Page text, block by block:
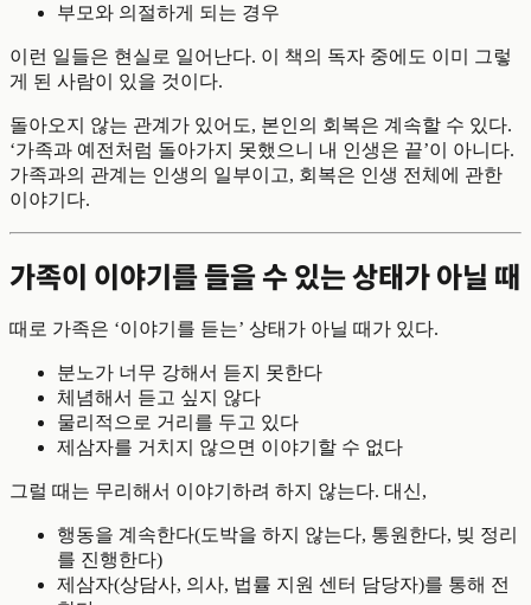
부모와 의절하게 되는 경우
이런 일들은 현실로 일어난다. 이 책의 독자 중에도 이미 그렇
게 된 사람이 있을 것이다.
돌아오지 않는 관계가 있어도, 본인의 회복은 계속할 수 있다.
‘가족과 예전처럼 돌아가지 못했으니 내 인생은 끝’이 아니다.
가족과의 관계는 인생의 일부이고, 회복은 인생 전체에 관한
이야기다.
가족이 이야기를 들을 수 있는 상태가 아닐 때
때로 가족은 ‘이야기를 듣는’ 상태가 아닐 때가 있다.
분노가 너무 강해서 듣지 못한다
체념해서 듣고 싶지 않다
물리적으로 거리를 두고 있다
제삼자를 거치지 않으면 이야기할 수 없다
그럴 때는 무리해서 이야기하려 하지 않는다. 대신,
행동을 계속한다(도박을 하지 않는다, 통원한다, 빚 정리
를 진행한다)
제삼자(상담사, 의사, 법률 지원 센터 담당자)를 통해 전